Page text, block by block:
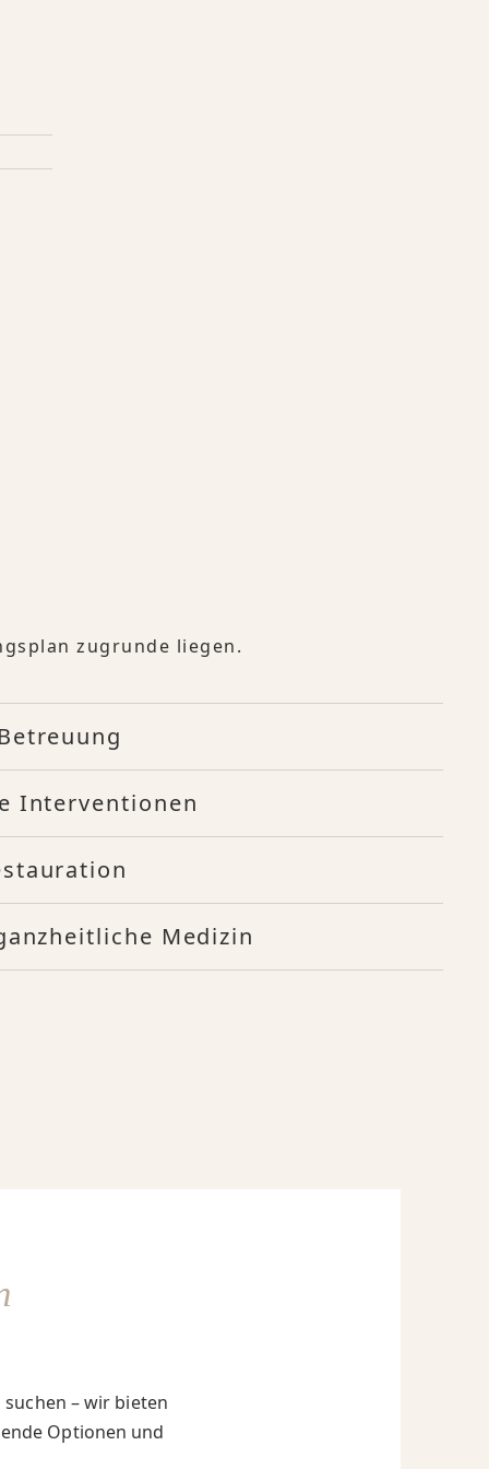
zugrunde liegen.
Interventionen
Medizin
– wir bieten
Optionen und